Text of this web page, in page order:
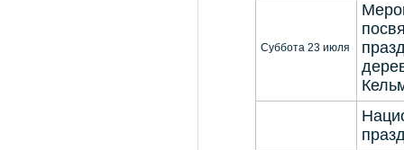
Суббота 23 июля